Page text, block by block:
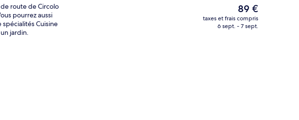
Terrasse/Patio
route de Circolo
pourrez aussi
Cuisine
jardin.
Le
prix
actuel
89 €
taxes et frais compris
6 sept. - 7 sept.